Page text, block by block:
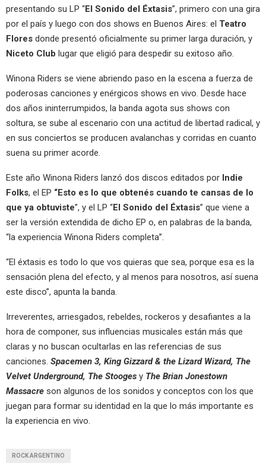
presentando su LP “El Sonido del Éxtasis”, primero con una gira
por el país y luego con dos shows en Buenos Aires: el Teatro
Flores donde presentó oficialmente su primer larga duración, y
Niceto Club lugar que eligió para despedir su exitoso año.
Winona Riders se viene abriendo paso en la escena a fuerza de
poderosas canciones y enérgicos shows en vivo. Desde hace
dos años ininterrumpidos, la banda agota sus shows con
soltura, se sube al escenario con una actitud de libertad radical, y
en sus conciertos se producen avalanchas y corridas en cuanto
suena su primer acorde.
Este año Winona Riders lanzó dos discos editados por Indie
Folks, el EP “Esto es lo que obtenés cuando te cansas de lo
que ya obtuviste”, y el LP “El Sonido del Éxtasis” que viene a
ser la versión extendida de dicho EP o, en palabras de la banda,
“la experiencia Winona Riders completa”.
“El éxtasis es todo lo que vos quieras que sea, porque esa es la
sensación plena del efecto, y al menos para nosotros, así suena
este disco”, apunta la banda.
Irreverentes, arriesgados, rebeldes, rockeros y desafiantes a la
hora de componer, sus influencias musicales están más que
claras y no buscan ocultarlas en las referencias de sus
canciones. Spacemen 3, King Gizzard & the Lizard Wizard, The
Velvet Underground, The Stooges y The Brian Jonestown
Massacre son algunos de los sonidos y conceptos con los que
juegan para formar su identidad en la que lo más importante es
la experiencia en vivo.
ROCK ARGENTINO